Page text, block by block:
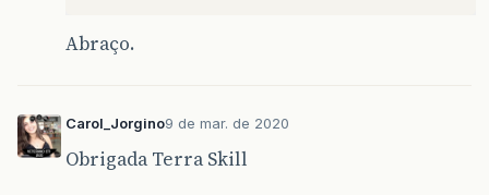
Abraço.
Carol_Jorgino9 de mar. de 2020
Obrigada Terra Skill